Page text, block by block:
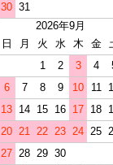
30 31
2026年9月
日
月 火 水 木 金
1
2 3 4
6
7 8 9 10 11
13 14 15 16 17 18
20 21 22 23 24 25
27 28 29 30